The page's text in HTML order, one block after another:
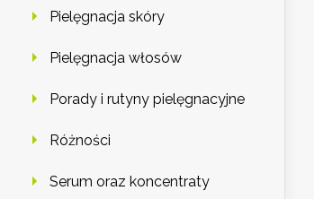
Pielęgnacja skóry
Pielęgnacja włosów
Porady i rutyny pielęgnacyjne
Różności
Serum oraz koncentraty